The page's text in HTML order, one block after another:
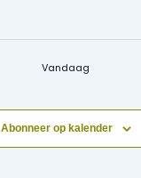
Vandaag
Abonneer op kalender